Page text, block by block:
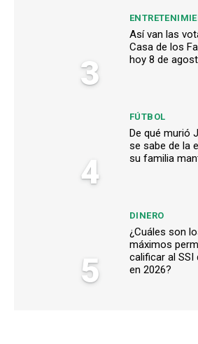
3
Así van las
Casa de los
hoy 8 de
4
FÚTBOL
De qué murió
se sabe de la
su familia
5
DINERO
¿Cuáles son
máximos
calificar al SSI
en 2026?